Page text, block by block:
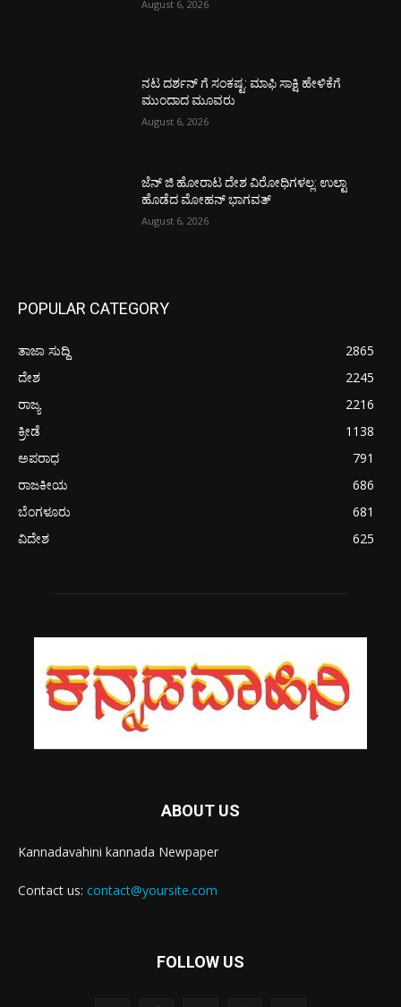
August 6, 2026
ನಟ ದರ್ಶನ್ ಗೆ ಸಂಕಷ್ಟ: ಮಾಫಿ ಸಾಕ್ಷಿ ಹೇಳಿಕೆಗೆ
ಮುಂದಾದ ಮೂವರು
August 6, 2026
ಜೆನ್ ಜಿ ಹೋರಾಟ ದೇಶ ವಿರೋಧಿಗಳಲ್ಲ: ಉಲ್ಟಾ
ಹೊಡೆದ ಮೋಹನ್ ಭಾಗವತ್
August 6, 2026
POPULAR CATEGORY
ತಾಜಾ ಸುದ್ದಿ
2865
ದೇಶ
2245
ರಾಜ್ಯ
2216
ಕ್ರೀಡೆ
1138
ಅಪರಾಧ
791
ರಾಜಕೀಯ
686
ಬೆಂಗಳೂರು
681
ವಿದೇಶ
625
ABOUT US
Kannadavahini kannada Newpaper
Contact us: contact@yoursite.com
FOLLOW US